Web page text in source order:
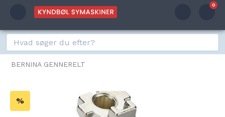
0
BERNINA GENNERELT
%